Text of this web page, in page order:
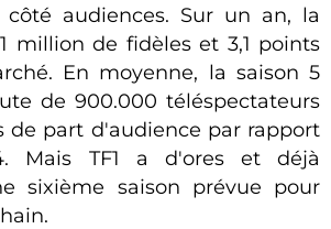
côté audiences. Sur un an, la
million de fidèles et 3,1 points
En moyenne, la saison 5
de 900.000 téléspectateurs
de part d'audience par rapport
Mais TF1 a d'ores et déjà
sixième saison prévue pour